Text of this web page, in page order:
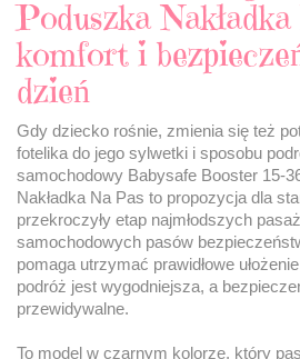
Poduszka
komfort i
dzień
Gdy dziecko rośnie, zmienia się też
fotelika do jego sylwetki i sposobu
samochodowy Babysafe Booster 15-
Nakładka Na Pas to propozycja dla
przekroczyły etap najmłodszych
samochodowych pasów
pomaga utrzymać prawidłowe
podróż jest wygodniejsza, a
przewidywalne.
To model w czarnym kolorze, który